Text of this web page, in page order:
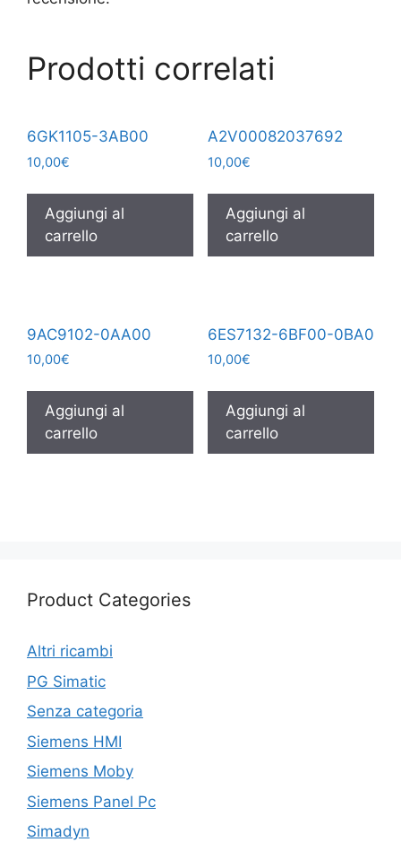
Prodotti correlati
6GK1105-3AB00
10,00€
Aggiungi al
carrello
A2V00082037692
10,00€
Aggiungi al
carrello
9AC9102-0AA00
10,00€
Aggiungi al
carrello
6ES7132-6BF00-0BA0
10,00€
Aggiungi al
carrello
Product Categories
Altri ricambi
PG Simatic
Senza categoria
Siemens HMI
Siemens Moby
Siemens Panel Pc
Simadyn